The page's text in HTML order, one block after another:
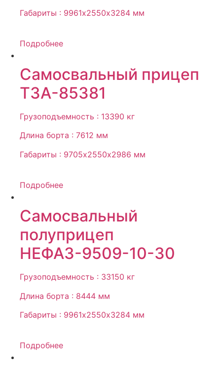
Габариты : 9961х2550х3284 мм
Подробнее
Самосвальный прицеп
ТЗА-85381
Грузоподъемность : 13390 кг
Длина борта : 7612 мм
Габариты : 9705х2550х2986 мм
Подробнее
Самосвальный
полуприцеп
НЕФАЗ-9509-10-30
Грузоподъемность : 33150 кг
Длина борта : 8444 мм
Габариты : 9961х2550х3284 мм
Подробнее